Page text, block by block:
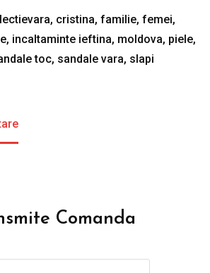
, cristina, familie, femei,
, incaltaminte ieftina, moldova, piele,
toc, sandale vara, slapi
Comanda